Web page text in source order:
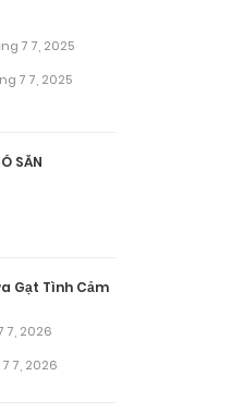
7 7, 2025
7 7, 2025
SĂN
Gạt Tình Cảm
7, 2026
7, 2026